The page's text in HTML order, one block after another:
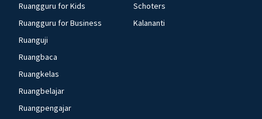
Ruangguru for Kids
Ruangguru for Business
Ruanguji
Ruangbaca
Ruangkelas
Ruangbelajar
Ruangpengajar
Schoters
Kalananti